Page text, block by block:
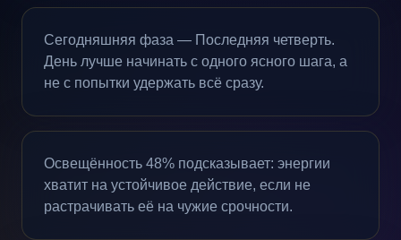
Сегодняшняя фаза — Последняя четверть.
День лучше начинать с одного ясного шага, а
не с попытки удержать всё сразу.
Освещённость 48% подсказывает: энергии
хватит на устойчивое действие, если не
растрачивать её на чужие срочности.